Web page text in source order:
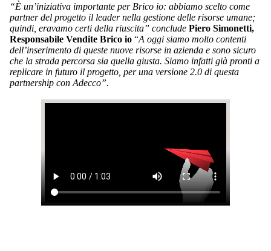
“È un’iniziativa importante per Brico io: abbiamo scelto come
partner del progetto il leader nella gestione delle risorse umane;
quindi, eravamo certi della riuscita” conclude Piero Simonetti,
Responsabile Vendite Brico io “A oggi siamo molto contenti
dell’inserimento di queste nuove risorse in azienda e sono sicuro
che la strada percorsa sia quella giusta. Siamo infatti già pronti a
replicare in futuro il progetto, per una versione 2.0 di questa
partnership con Adecco”.